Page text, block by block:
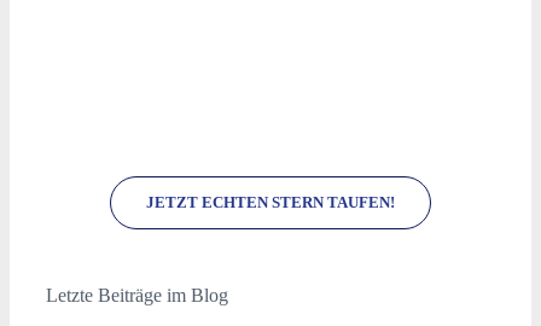
JETZT ECHTEN STERN TAUFEN!
Letzte Beiträge im Blog